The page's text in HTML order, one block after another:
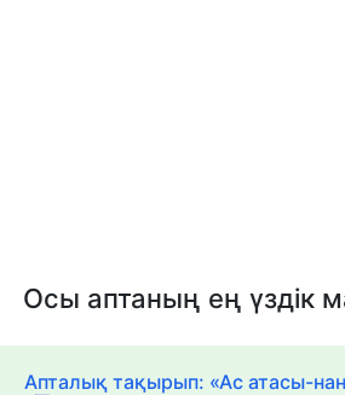
Осы аптаның ең үздік
Апталық тақырып: «Ас атасы-